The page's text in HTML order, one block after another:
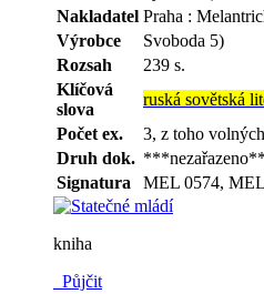
Nakladatel Praha :
Výrobce
Svoboda 5)
Rozsah
239 s.
Klíčová
slova
ruská sovětská
Počet ex.
3, z toho
Druh dok.
Signatura
MEL 0574,
kniha
Půjčit